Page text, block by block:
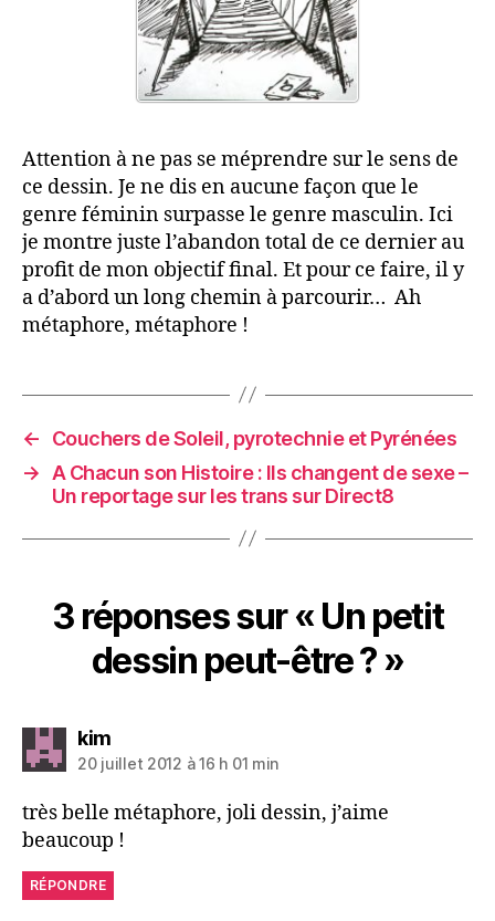
Attention à ne pas se méprendre sur le sens de
ce dessin. Je ne dis en aucune façon que le
genre féminin surpasse le genre masculin. Ici
je montre juste l’abandon total de ce dernier au
profit de mon objectif final. Et pour ce faire, il y
a d’abord un long chemin à parcourir… Ah
métaphore, métaphore !
←
Couchers de Soleil, pyrotechnie et Pyrénées
→
A Chacun son Histoire : Ils changent de sexe –
Un reportage sur les trans sur Direct8
3 réponses sur « Un petit
dessin peut-être ? »
kimdit :
20 juillet 2012 à 16 h 01 min
très belle métaphore, joli dessin, j’aime
beaucoup !
RÉPONDRE